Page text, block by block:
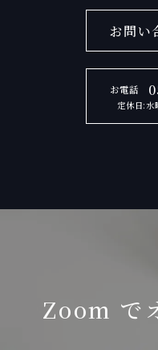
お問い
お電話
定休日:
Zoom で